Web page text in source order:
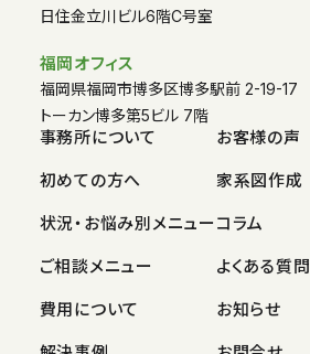
日住金立川ビル6階C号室
福岡オフィス
福岡県福岡市博多区博多駅前 2-19-17
トーカン博多第5ビル 7階
事務所について
初めての方へ
状況・お悩み別メニュー
ご相談メニュー
費用について
お客様の声
家系図作成
コラム
よくある質問
お知らせ